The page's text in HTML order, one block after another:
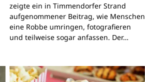
zeigte ein in Timmendorfer Strand
aufgenommener Beitrag, wie Menschen
eine Robbe umringen, fotografieren
und teilweise sogar anfassen. Der…